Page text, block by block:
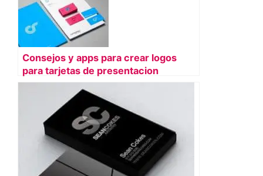
Consejos y apps para crear logos
para tarjetas de presentacion